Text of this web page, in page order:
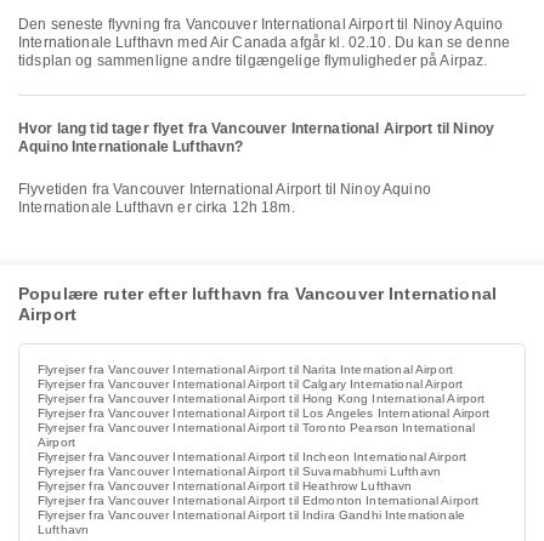
Den seneste flyvning fra Vancouver International Airport til Ninoy Aquino
Internationale Lufthavn med Air Canada afgår kl. 02.10. Du kan se denne
tidsplan og sammenligne andre tilgængelige flymuligheder på Airpaz.
Hvor lang tid tager flyet fra Vancouver International Airport til Ninoy
Aquino Internationale Lufthavn?
Flyvetiden fra Vancouver International Airport til Ninoy Aquino
Internationale Lufthavn er cirka 12h 18m.
Populære ruter efter lufthavn fra Vancouver International
Airport
Flyrejser fra Vancouver International Airport til Narita International Airport
Flyrejser fra Vancouver International Airport til Calgary International Airport
Flyrejser fra Vancouver International Airport til Hong Kong International Airport
Flyrejser fra Vancouver International Airport til Los Angeles International Airport
Flyrejser fra Vancouver International Airport til Toronto Pearson International
Airport
Flyrejser fra Vancouver International Airport til Incheon International Airport
Flyrejser fra Vancouver International Airport til Suvarnabhumi Lufthavn
Flyrejser fra Vancouver International Airport til Heathrow Lufthavn
Flyrejser fra Vancouver International Airport til Edmonton International Airport
Flyrejser fra Vancouver International Airport til Indira Gandhi Internationale
Lufthavn